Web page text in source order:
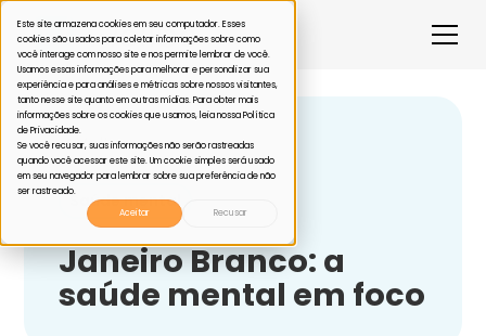
Este site armazena cookies em seu computador. Esses
cookies são usados para coletar informações sobre como
você interage com nosso site e nos permite lembrar de você.
Usamos essas informações para melhorar e personalizar sua
experiência e para análises e métricas sobre nossos visitantes,
tanto nesse site quanto em outras mídias. Para obter mais
informações sobre os cookies que usamos, leia nossa Política
de Privacidade.
Se você recusar, suas informações não serão rastreadas
quando você acessar este site. Um cookie simples será usado
em seu navegador para lembrar sobre sua preferência de não
ser rastreado.
Aceitar
Recusar
Voltar
Saúde mental
Janeiro Branco: a
saúde mental em foco